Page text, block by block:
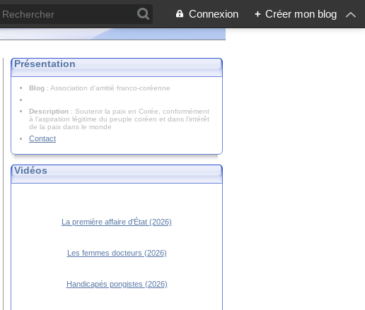
Connexion + Créer mon blog
Présentation
Blog : Association d'amitié franco-coréenne
Description : Soutenir la paix en Corée, conformément
à l'aspiration légitime du peuple coréen et dans l’intérêt
de la paix dans le monde
Contact
Vidéos
La première affaire d'État (2026)
Les femmes docteurs (2026)
Handicapés pongistes (2026)